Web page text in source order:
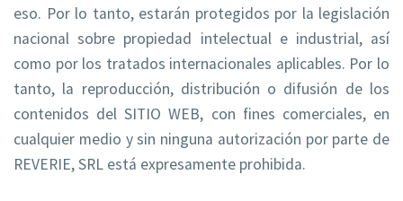
eso. Por lo tanto, estarán protegidos por la legislación
nacional sobre propiedad intelectual e industrial, así
como por los tratados internacionales aplicables. Por lo
tanto, la reproducción, distribución o difusión de los
contenidos del SITIO WEB, con fines comerciales, en
cualquier medio y sin ninguna autorización por parte de
REVERIE, SRL está expresamente prohibida.